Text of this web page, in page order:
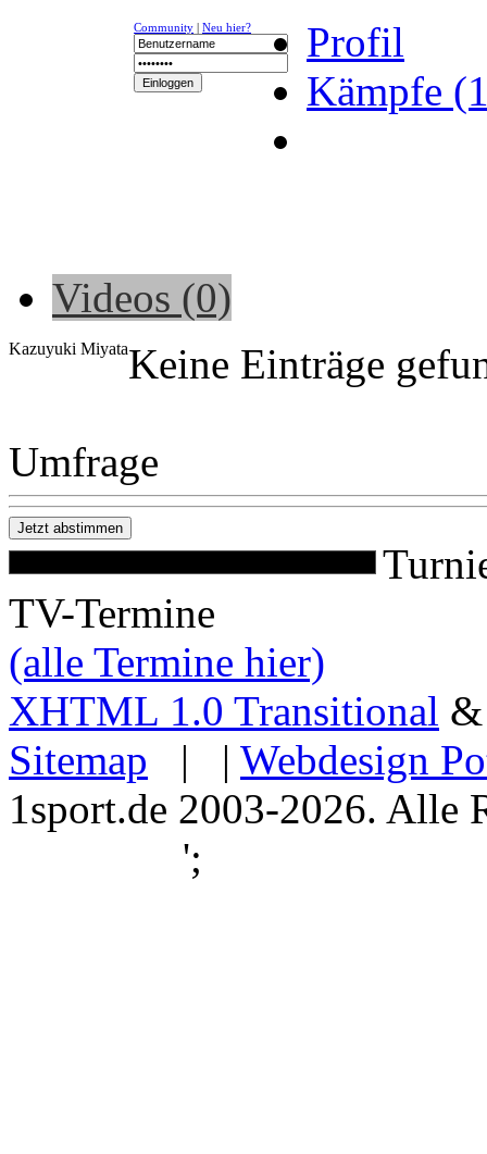
Community | Neu hier?
Profil
Kämpfe
Videos (0)
Kazuyuki MiyataKeine Einträge
Umfrage
TV-Termine
(alle Termine hier)
XHTML 1.0 Transitional
Sitemap | | Webdesign
1sport.de 2003-2026. Alle
';